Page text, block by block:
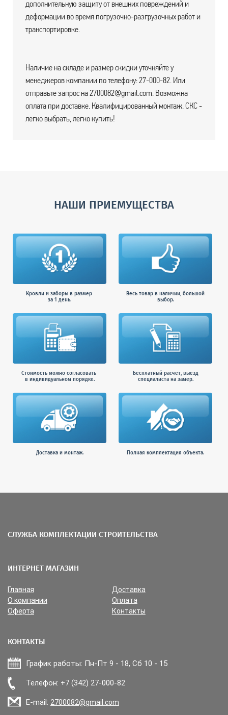
Прикрепить файл
дополнительную защиту от внешних повреждений и
деформации во время погрузочно-разгрузочных работ и
транспортировке.
Наличие на складе и размер скидки уточняйте у
менеджеров компании по телефону: 27-000-82. Или
отправьте запрос на 2700082@gmail.com. Возможна
оплата при доставке. Квалифицированный монтаж. СКС -
легко выбрать, легко купить!
НАШИ ПРИЕМУЩЕСТВА
Кровли и заборы в размер
за 1 день.
Весь товар в наличии, большой
выбор.
Стоимость можно согласовать
в индивидуальном порядке.
Бесплатный расчет, выезд
специалиста на замер.
Доставка и монтаж. Полная комплектация объекта.
СЛУЖБА КОМПЛЕКТАЦИИ СТРОИТЕЛЬСТВА
ИНТЕРНЕТ МАГАЗИН
Главная
Доставка
О компании
Оплата
Оферта
Контакты
КОНТАКТЫ
График работы: Пн-Пт 9 - 18, Сб 10 - 15
Телефон: +7 (342) 27-000-82
E-mail: 2700082@gmail.com